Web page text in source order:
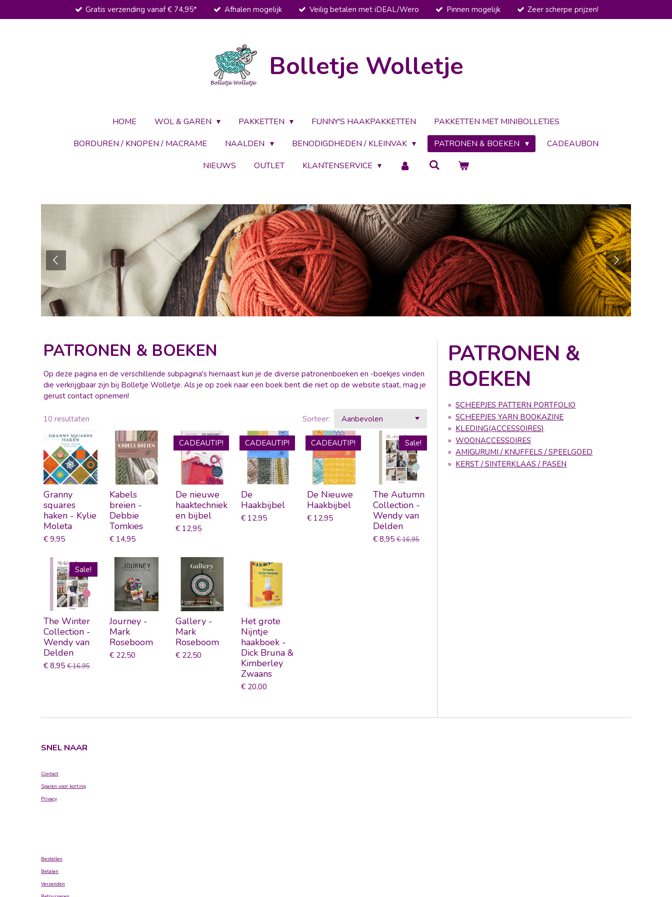
direct
Gratis verzending vanaf € 74,95* Afhalen mogelijk Veilig betalen met iDEAL/Wero Pinnen mogelijk Zeer scherpe prijzen!
Bolletje Wolletje
HOME WOL & GAREN PAKKETTEN FUNNY'S HAAKPAKKETTEN
PAKKETTEN MET MINIBOLLETJES
BORDUREN / KNOPEN / MACRAME
NAALDEN BENODIGDHEDEN / KLEINVAK PATRONEN & BOEKEN
CADEAUBON
NIEUWS
OUTLET KLANTENSERVICE
PATRONEN & BOEKEN
Op deze pagina en de verschillende subpagina's hiernaast kun je de diverse patronenboeken en -boekjes vinden
die verkrijgbaar zijn bij Bolletje Wolletje. Als je op zoek naar een boek bent die niet op de website staat, mag je
gerust contact opnemen!
10 resultaten Sorteer:
Granny
squares
haken - Kylie
Moleta
€ 9,95
Kabels
breien -
Debbie
Tomkies
€ 14,95
CADEAUTIP!
De nieuwe
haaktechniek
en bijbel
€ 12,95
CADEAUTIP!
De
Haakbijbel
€ 12,95
CADEAUTIP!
De Nieuwe
Haakbijbel
€ 12,95
Sale!
The Autumn
Collection -
Wendy van
Delden
€ 8,95 € 16,95
Sale!
The Winter
Collection -
Wendy van
Delden
€ 8,95 € 16,95
Journey -
Mark
Roseboom
€ 22,50
Gallery -
Mark
Roseboom
€ 22,50
Het grote
Nijntje
haakboek -
Dick Bruna &
Kimberley
Zwaans
€ 20,00
PATRONEN &
BOEKEN
SCHEEPJES PATTERN PORTFOLIO
SCHEEPJES YARN BOOKAZINE
KLEDING(ACCESSOIRES)
WOONACCESSOIRES
AMIGURUMI / KNUFFELS / SPEELGOED
KERST / SINTERKLAAS / PASEN
SNEL NAAR
Contact
Sparen voor korting
Privacy
Bestellen
Betalen
Verzenden